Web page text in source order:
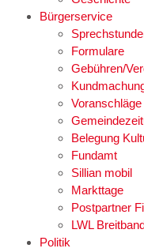
Bürgerservice
Formulare
Gebühren/
Belegung
Fundamt
Sillian mobil
Markttage
Postpartner
LWL
Politik